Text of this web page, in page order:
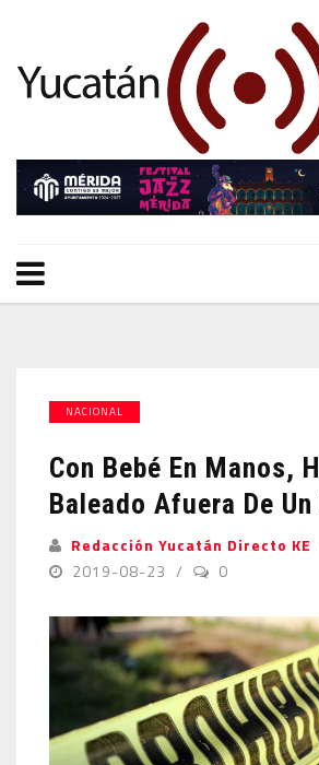
NACIONAL
Con Bebé En Manos,
Baleado Afuera De
Redacción Yucatán Directo KE
2019-08-23
0